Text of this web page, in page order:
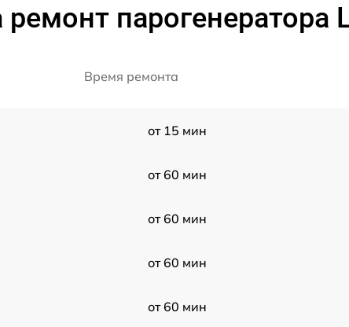
парогенератора
Время ремонта
от 15 мин
от 60 мин
от 60 мин
от 60 мин
от 60 мин